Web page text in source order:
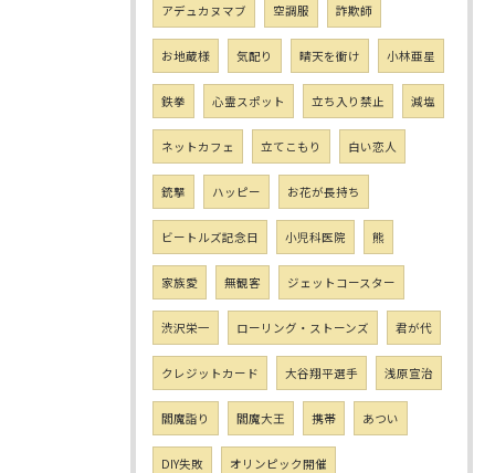
アデュカヌマブ 空調服 詐欺師
お地蔵様 気配り 晴天を衝け 小林亜星
鉄拳 心霊スポット 立ち入り禁止 減塩
ネットカフェ 立てこもり 白い恋人
銃撃 ハッピー お花が長持ち
ビートルズ記念日 小児科医院 熊
家族愛 無観客 ジェットコースター
渋沢栄一 ローリング・ストーンズ 君が代
クレジットカード 大谷翔平選手 浅原宣治
閻魔詣り 閻魔大王 携帯 あつい
DIY失敗 オリンピック開催